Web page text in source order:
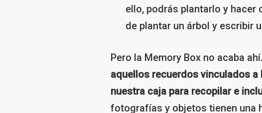
ello, podrás plantarlo y hacer
de plantar un árbol y escribir
Pero la Memory Box no acaba
aquellos recuerdos vinculados
nuestra caja para recopilar e
fotografías y objetos tienen una